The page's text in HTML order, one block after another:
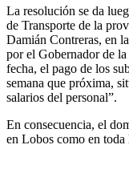
La resolución se da
de Transporte de la
Damián Contreras, en
por el Gobernador de
fecha, el pago de los
semana que próxima,
salarios del personal”.
En consecuencia, el
en Lobos como en